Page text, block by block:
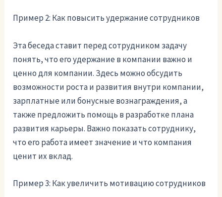
Пример 2: Как повысить удержание сотрудников
Эта беседа ставит перед сотрудником задачу
понять, что его удержание в компании важно и
ценно для компании. Здесь можно обсудить
возможности роста и развития внутри компании,
зарплатные или бонусные вознаграждения, а
также предложить помощь в разработке плана
развития карьеры. Важно показать сотруднику,
что его работа имеет значение и что компания
ценит их вклад.
Пример 3: Как увеличить мотивацию сотрудников